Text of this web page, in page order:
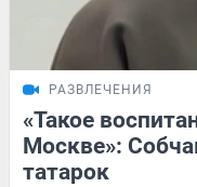
РАЗВЛЕЧЕНИЯ
«Такое
Москве»:
татарок